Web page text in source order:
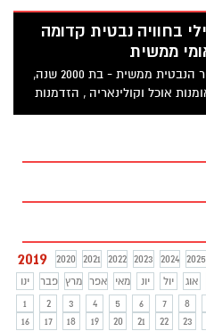
בחוויה נבטית קדומה
ממשית
סיור בעיר הנבטית ממשית - בת 2000 שנה,
אוכל וקולינאריה , הזדמנות
שחלף, להתחבר לניחוחות העבר
2019 2020 2021 2022 2023 2024 2025
ינו
פבר מרץ אפר מאי יונ יול אוג
1
2 3 4 5 6 7 8
16
17 18 19 20 21 22 23